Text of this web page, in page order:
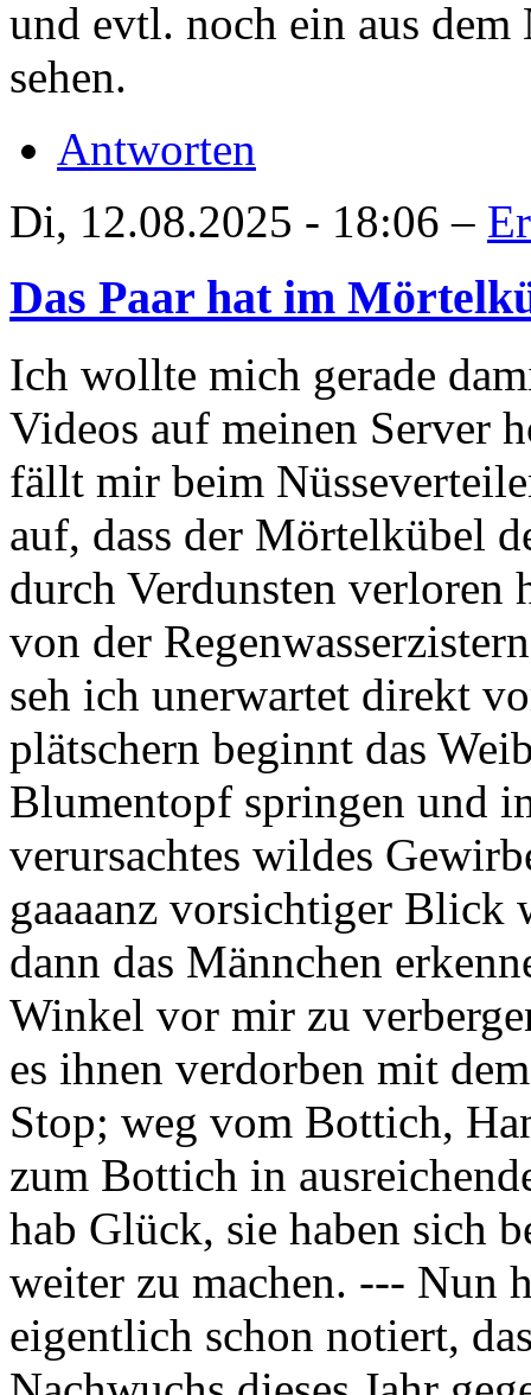
und evtl. noch ein aus dem
sehen.
Antworten
Di, 12.08.2025 - 18:06 –
Das Paar hat im
Ich wollte mich gerade
Videos auf meinen Server
fällt mir beim
auf, dass der Mörtelkübel
durch Verdunsten verloren
von der
seh ich unerwartet direkt
plätschern beginnt das
Blumentopf springen und
verursachtes wildes
gaaaanz vorsichtiger Blick
dann das Männchen
Winkel vor mir zu
es ihnen verdorben mit
Stop; weg vom Bottich,
zum Bottich in
hab Glück, sie haben sich
weiter zu machen. --- Nun
eigentlich schon notiert,